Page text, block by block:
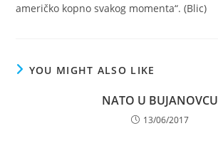
američko kopno svakog momenta“. (Blic)
YOU MIGHT ALSO LIKE
NATO U BUJANOVCU
13/06/2017